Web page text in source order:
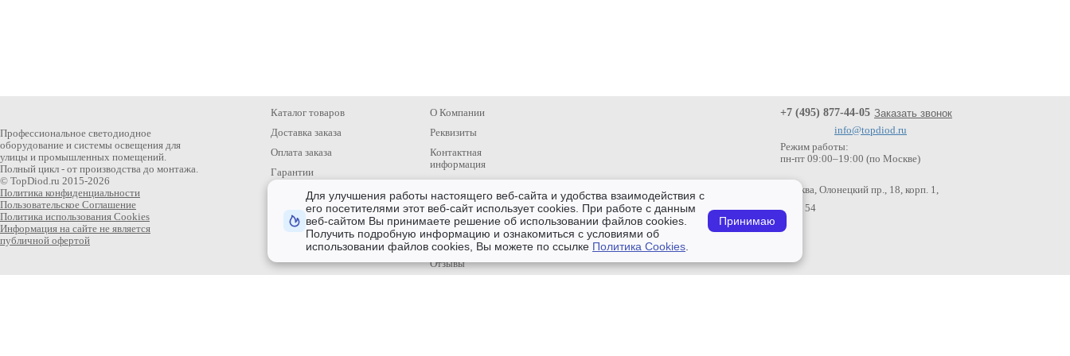
Профессиональное светодиодное
оборудование и системы освещения для
улицы и промышленных помещений.
Полный цикл - от производства до монтажа.
© TopDiod.ru 2015-2026
Политика конфиденциальности
Пользовательское Соглашение
Политика использования Cookies
Информация на сайте не является
публичной офертой
Каталог товаров
Доставка заказа
Оплата заказа
Гарантии
О Компании
Реквизиты
Контактная
информация
Услуги монтажа
Новости
Главная
Отзывы
+7 (495) 877-44-05 Заказать звонок
info@topdiod.ru
Режим работы:
пн-пт 09:00–19:00 (по Москве)
Москва, Олонецкий пр., 18, корп. 1,
офис 54
Для улучшения работы настоящего веб-сайта и удобства взаимодействия с
его посетителями этот веб-сайт использует cookies. При работе с данным
веб-сайтом Вы принимаете решение об использовании файлов cookies.
Получить подробную информацию и ознакомиться с условиями об
использовании файлов cookies, Вы можете по ссылке Политика Cookies
Принимаю